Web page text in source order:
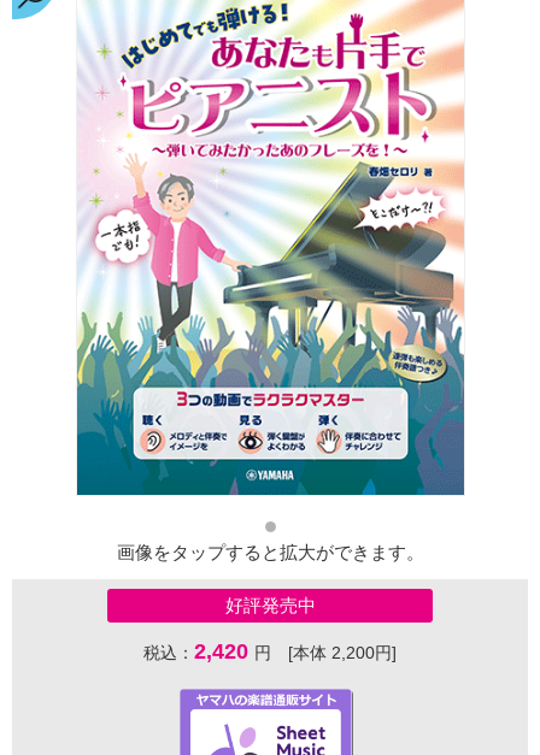
画像をタップすると拡大ができます。
好評発売中
税込： 2,420 円 [本体 2,200円]